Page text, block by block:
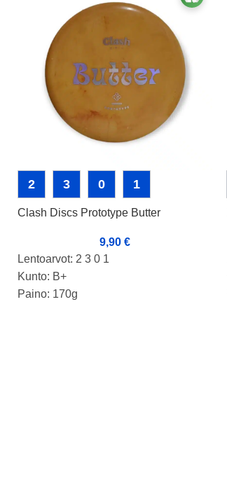
2 3 0 1
Clash Discs Prototype Butter
9,90 €
Lentoarvot: 2 3 0 1
Kunto: B+
Paino: 170g